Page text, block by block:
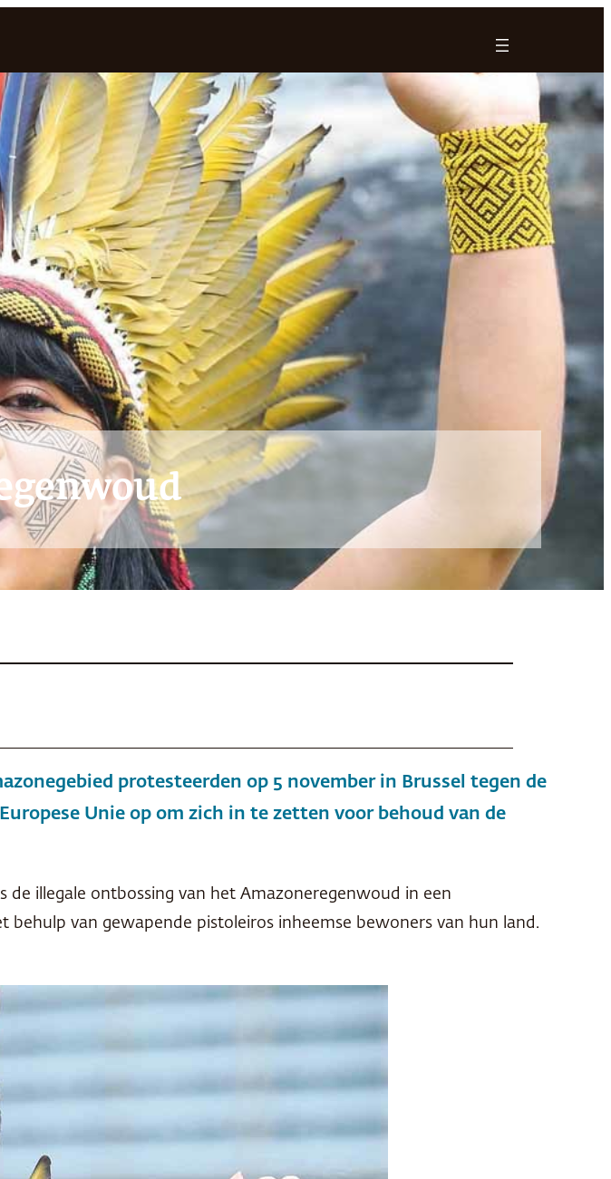
protesteerden op 5 november in Brussel tegen de
Unie op om zich in te zetten voor behoud van de
de illegale ontbossing van het Amazoneregenwoud in een
van gewapende pistoleiros inheemse bewoners van hun land.